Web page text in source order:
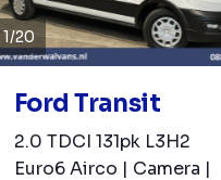
1/20
Ford Transit
2.0 TDCI 131pk L3H2
Euro6 Airco | Camera |